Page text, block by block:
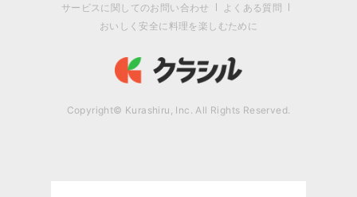
サービスに関してのお問い合わせ
よくある質問
おいしく安全に料理を楽しむために
Copyright© Kurashiru, Inc. All Rights Reserved.